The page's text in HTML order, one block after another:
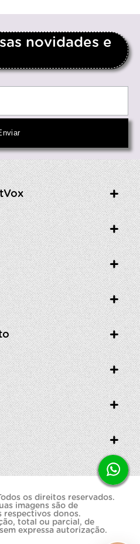
novidades e
os direitos reservados.
imagens são de
respectivos donos.
total ou parcial, de
expressa autorização.